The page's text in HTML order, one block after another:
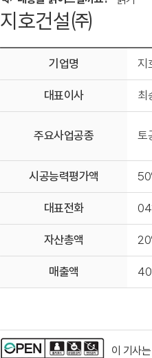
지호건설㈜
기업명 지
대표이사 최
주요사업공종 토
시공능력평가액 50
대표전화
자산총액 20
매출액
이 기사